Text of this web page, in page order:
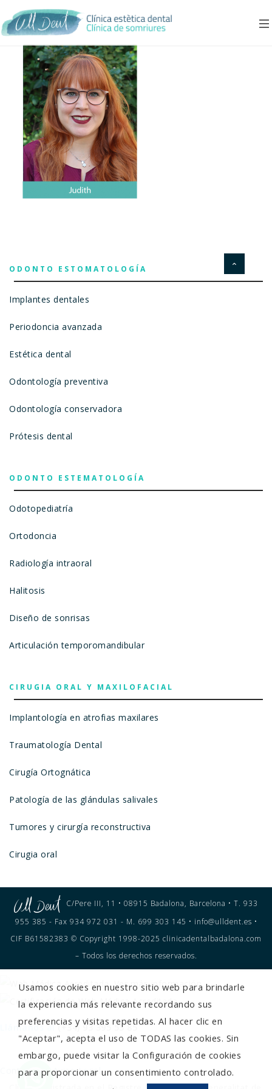
ODONTO ESTOMATOLOGÍA
Implantes dentales
Periodoncia avanzada
Estética dental
Odontología preventiva
Odontología conservadora
Prótesis dental
ODONTO ESTEMATOLOGÍA
Odotopediatría
Ortodoncia
Radiología intraoral
Halitosis
Diseño de sonrisas
Articulación temporomandibular
CIRUGIA ORAL Y MAXILOFACIAL
Implantología en atrofias maxilares
Traumatología Dental
Cirugía Ortognática
Patología de las glándulas salivales
Tumores y cirurgía reconstructiva
Cirugia oral
C/Pere III, 11 • 08915 Badalona, Barcelona • T. 933
955 385 - Fax 934 972 031 - M. 699 303 145 • info@ulldent.es •
CIF B61582383 © Copyright 1998-2025 clinicadentalbadalona.com
– Todos los derechos reservados.
Llámanos al(+34) 93 395 53 85
Contacto
Aviso Legal
Usamos cookies en nuestro sitio web para brindarle
la experiencia más relevante recordando sus
preferencias y visitas repetidas. Al hacer clic en
"Aceptar", acepta el uso de TODAS las cookies. Sin
embargo, puede visitar la Configuración de cookies
para proporcionar un consentimiento controlado.